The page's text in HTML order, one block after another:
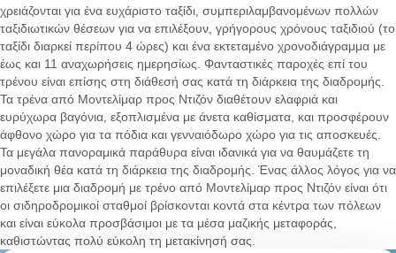
χρειάζονται για ένα ευχάριστο ταξίδι, συμπεριλαμβανομένων πολλών
ταξιδιωτικών θέσεων για να επιλέξουν, γρήγορους χρόνους ταξιδιού (το
ταξίδι διαρκεί περίπου 4 ώρες) και ένα εκτεταμένο χρονοδιάγραμμα με
έως και 11 αναχωρήσεις ημερησίως. Φανταστικές παροχές επί του
τρένου είναι επίσης στη διάθεσή σας κατά τη διάρκεια της διαδρομής.
Τα τρένα από Μοντελίμαρ προς Ντιζόν διαθέτουν ελαφριά και
ευρύχωρα βαγόνια, εξοπλισμένα με άνετα καθίσματα, και προσφέρουν
άφθονο χώρο για τα πόδια και γενναιόδωρο χώρο για τις αποσκευές.
Τα μεγάλα πανοραμικά παράθυρα είναι ιδανικά για να θαυμάζετε τη
μοναδική θέα κατά τη διάρκεια της διαδρομής. Ένας άλλος λόγος για να
επιλέξετε μια διαδρομή με τρένο από Μοντελίμαρ προς Ντιζόν είναι ότι
οι σιδηροδρομικοί σταθμοί βρίσκονται κοντά στα κέντρα των πόλεων
και είναι εύκολα προσβάσιμοι με τα μέσα μαζικής μεταφοράς,
καθιστώντας πολύ εύκολη τη μετακίνησή σας.